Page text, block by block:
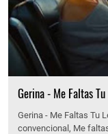
Gerina - Me Faltas Tu
Gerina - Me Faltas Tu
convencional, Me